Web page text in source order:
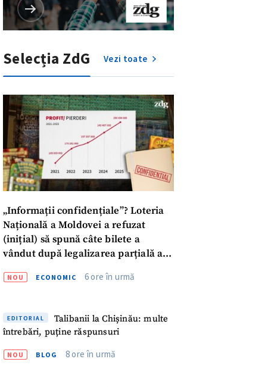
Selecția ZdG Vezi toate
„Informații confidențiale”? Loteria
Națională a Moldovei a refuzat
(inițial) să spună câte bilete a
vândut după legalizarea parțială a
NOU ECONOMIC 6 ore în urmă
EDITORIAL
Talibanii la Chișinău: multe
întrebări, puține răspunsuri
NOU BLOG 8 ore în urmă